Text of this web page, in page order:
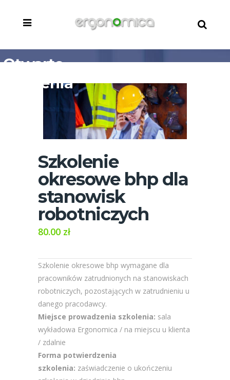
Otwarte
szkolenia
Szkolenie
okresowe bhp dla
stanowisk
robotniczych
80.00 zł
Szkolenie okresowe bhp wymagane dla
pracowników zatrudnionych na stanowiskach
robotniczych, pozostających w zatrudnieniu u
danego pracodawcy.
Miejsce prowadzenia szkolenia: sala
wykładowa Ergonomica / na miejscu u klienta
/ zdalnie
Forma potwierdzenia
szkolenia: zaświadczenie o ukończeniu